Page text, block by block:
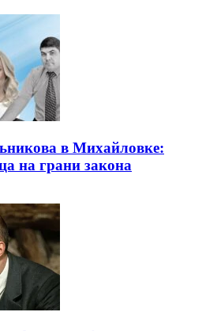
в Михайловке:
на грани закона